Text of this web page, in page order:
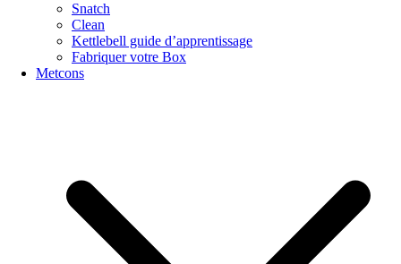
Snatch
Clean
Kettlebell guide d’apprentissage
Fabriquer votre Box
Metcons